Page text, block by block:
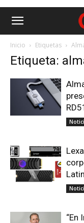
Inicio Etiquetas
Etiqueta:
“En